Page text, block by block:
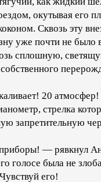
окутывая его
Сквозь эту
уже почти не было
сплошную,
20
стрелка
запретительную
— рявкнул
голосе была не
его!